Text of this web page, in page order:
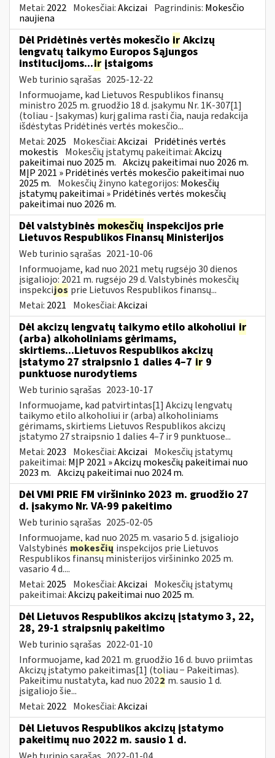
Metai: 2022 Mokesčiai:Akcizai Pagrindinis: Mokesčio
naujiena
Dėl Pridėtinės vertės mokesčio ir Akcizų
lengvatų taikymo Europos Sąjungos
institucijoms...ir įstaigoms
Web turinio sąrašas 2025-12-22
Informuojame, kad Lietuvos Respublikos finansų
ministro 2025 m. gruodžio 18 d. įsakymu Nr. 1K-307[1]
(toliau - Įsakymas) kurį galima rasti čia, nauja redakcija
išdėstytas Pridėtinės vertės mokesčio...
Metai: 2025 Mokesčiai:Akcizai Pridėtinės vertės
mokestis Mokesčių įstatymų pakeitimai:Akcizų
pakeitimai nuo 2025 m. Akcizų pakeitimai nuo 2026 m.
MĮP 2021 » Pridėtinės vertės mokesčio pakeitimai nuo
2025 m. Mokesčių žinyno kategorijos: Mokesčių
įstatymų pakeitimai » Pridėtinės vertės mokesčių
pakeitimai nuo 2026 m.
Dėl valstybinės mokesčių inspekcijos prie
Lietuvos Respublikos Finansų Ministerijos
Web turinio sąrašas 2021-10-06
Informuojame, kad nuo 2021 metų rugsėjo 30 dienos
įsigaliojo: 2021 m. rugsėjo 29 d. Valstybinės mokesčių
inspekcijos prie Lietuvos Respublikos finansų...
Metai: 2021 Mokesčiai:Akcizai
Dėl akcizų lengvatų taikymo etilo alkoholiui ir
(arba) alkoholiniams gėrimams,
skirtiems...Lietuvos Respublikos akcizų
įstatymo 27 straipsnio 1 dalies 4–7 ir 9
punktuose nurodytiems
Web turinio sąrašas 2023-10-17
Informuojame, kad patvirtintas[1] Akcizų lengvatų
taikymo etilo alkoholiui ir (arba) alkoholiniams
gėrimams, skirtiems Lietuvos Respublikos akcizų
įstatymo 27 straipsnio 1 dalies 4–7 ir 9 punktuose...
Metai: 2023 Mokesčiai:Akcizai Mokesčių įstatymų
pakeitimai: MĮP 2021 » Akcizų mokesčių pakeitimai nuo
2023 m. Akcizų pakeitimai nuo 2024 m.
Dėl VMI PRIE FM viršininko 2023 m. gruodžio 27
d. įsakymo Nr. VA-99 pakeitimo
Web turinio sąrašas 2025-02-05
Informuojame, kad nuo 2025 m. vasario 5 d. įsigaliojo
Valstybinės mokesčių inspekcijos prie Lietuvos
Respublikos finansų ministerijos viršininko 2025 m.
vasario 4 d....
Metai: 2025 Mokesčiai:Akcizai Mokesčių įstatymų
pakeitimai:Akcizų pakeitimai nuo 2025 m.
Dėl Lietuvos Respublikos akcizų įstatymo 3, 22,
28, 29-1 straipsnių pakeitimo
Web turinio sąrašas 2022-01-10
Informuojame, kad 2021 m. gruodžio 16 d. buvo priimtas
Akcizų įstatymo pakeitimas[1] (toliau − Pakeitimas).
Pakeitimu nustatyta, kad nuo 2022 m. sausio 1 d.
įsigaliojo šie...
Metai: 2022 Mokesčiai:Akcizai
Dėl Lietuvos Respublikos akcizų įstatymo
pakeitimų nuo 2022 m. sausio 1 d.